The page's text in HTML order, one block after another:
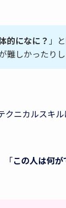
的になに？ 」
難しかったり
ニカルスキル
「この人は何が